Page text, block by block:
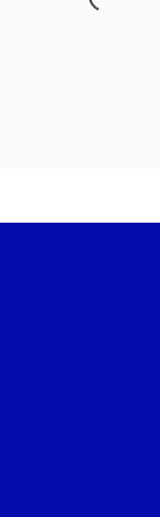
un nouvel onglet